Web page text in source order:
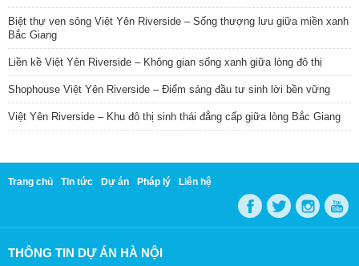
Biệt thự ven sông Việt Yên Riverside – Sống thượng lưu giữa miền xanh
Bắc Giang
Liền kề Việt Yên Riverside – Không gian sống xanh giữa lòng đô thị
Shophouse Việt Yên Riverside – Điểm sáng đầu tư sinh lời bền vững
Việt Yên Riverside – Khu đô thị sinh thái đẳng cấp giữa lòng Bắc Giang
Trang chủ Tin tức Dự án Pháp lý Liên hệ
THÔNG TIN DỰ ÁN HÀ NỘI